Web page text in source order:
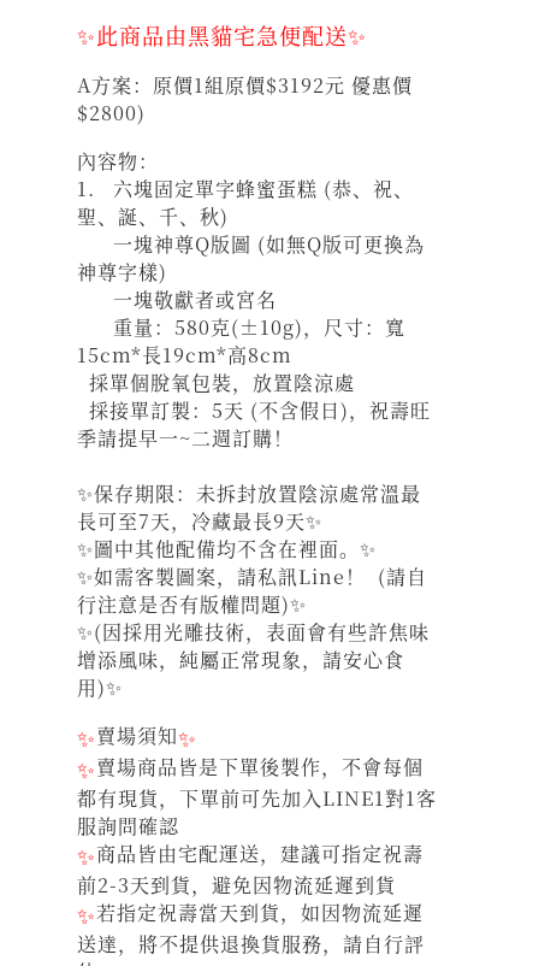
✨此商品由黑貓宅急便配送✨
A方案：原價1組原價$3192元 優惠價
$2800)
內容物：
1. 六塊固定單字蜂蜜蛋糕 (恭、祝、
聖、誕、千、秋)
一塊神尊Q版圖 (如無Q版可更換為
神尊字樣)
一塊敬獻者或宮名
重量：580克(±10g)，尺寸：寬
15cm*長19cm*高8cm
採單個脫氧包裝，放置陰涼處
採接單訂製：5天 (不含假日)，祝壽旺
季請提早一~二週訂購！
✨保存期限：未拆封放置陰涼處常溫最
長可至7天，冷藏最長9天✨
✨圖中其他配備均不含在裡面。✨
✨如需客製圖案，請私訊Line！ (請自
行注意是否有版權問題)✨
✨(因採用光雕技術，表面會有些許焦味
增添風味，純屬正常現象，請安心食
用)✨
✨賣場須知✨
✨賣場商品皆是下單後製作，不會每個
都有現貨，下單前可先加入LINE1對1客
服詢問確認
✨商品皆由宅配運送，建議可指定祝壽
前2-3天到貨，避免因物流延遲到貨
✨若指定祝壽當天到貨，如因物流延遲
送達，將不提供退換貨服務，請自行評